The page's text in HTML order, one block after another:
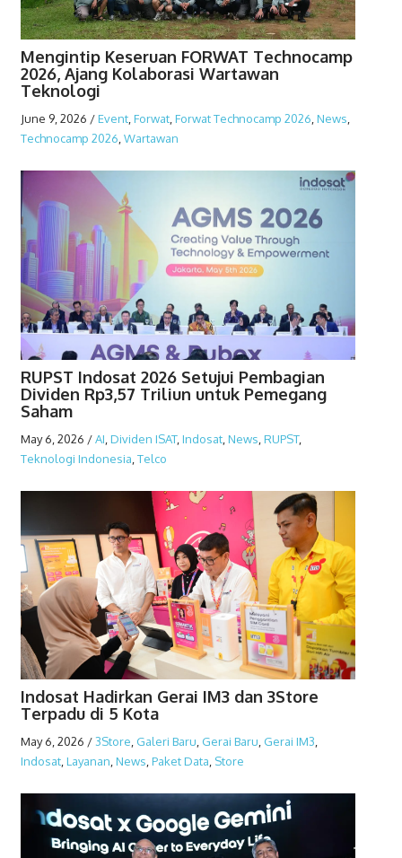
Mengintip Keseruan FORWAT Technocamp
2026, Ajang Kolaborasi Wartawan
Teknologi
June 9, 2026 /Event,Forwat,Forwat Technocamp 2026,News,
Technocamp 2026,Wartawan
RUPST Indosat 2026 Setujui Pembagian
Dividen Rp3,57 Triliun untuk Pemegang
Saham
May 6, 2026 /AI Dividen ISAT, Indosat, News RUPST,
Teknologi Indonesia Telco
Indosat Hadirkan Gerai IM3 dan 3Store
Terpadu di 5 Kota
May 6, 2026 /3Store Galeri Baru Gerai Baru Gerai IM3
Indosat, Layanan News Paket Data Store